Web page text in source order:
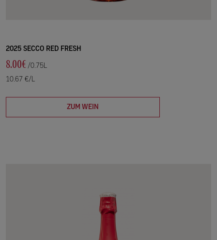
2025 SECCO RED FRESH
8.00€ /0.75L
10.67 €/L
ZUM WEIN